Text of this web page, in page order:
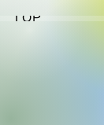
TOP